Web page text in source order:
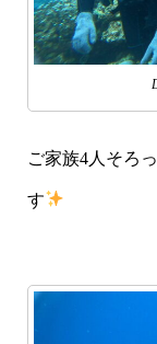
ご家族4人そろ
す